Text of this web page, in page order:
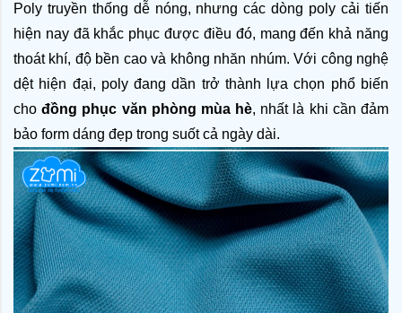
Poly truyền thống dễ nóng, nhưng các dòng poly cải tiến
hiện nay đã khắc phục được điều đó, mang đến khả năng
thoát khí, độ bền cao và không nhăn nhúm. Với công nghệ
dệt hiện đại, poly đang dần trở thành lựa chọn phổ biến
cho đồng phục văn phòng mùa hè, nhất là khi cần đảm
bảo form dáng đẹp trong suốt cả ngày dài.